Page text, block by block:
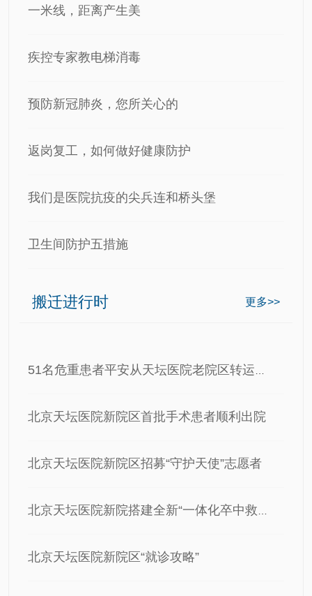
一米线，距离产生美
疾控专家教电梯消毒
预防新冠肺炎，您所关心的
返岗复工，如何做好健康防护
我们是医院抗疫的尖兵连和桥头堡
卫生间防护五措施
更多>>
搬迁进行时
北京天坛医院新院区首批手术患者顺利出院
北京天坛医院新院区招募“守护天使”志愿者
北京天坛医院新院区“就诊攻略”